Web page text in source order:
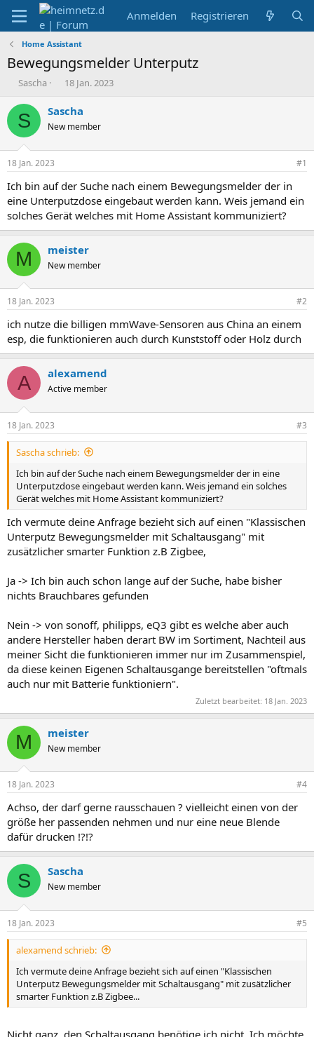
Anmelden Registrieren
Home Assistant
Bewegungsmelder Unterputz
E
s
t
e
r
Sascha
E
s
e
t
a
m
18 Jan. 2023
S Sascha
New member
18 Jan. 2023 #1
Ich bin auf der Suche nach einem Bewegungsmelder der in
eine Unterputzdose eingebaut werden kann. Weis jemand ein
solches Gerät welches mit Home Assistant kommuniziert?
M meister
New member
18 Jan. 2023 #2
ich nutze die billigen mmWave-Sensoren aus China an einem
esp, die funktionieren auch durch Kunststoff oder Holz durch
A alexamend
Active member
18 Jan. 2023 #3
Sascha schrieb:
Ich bin auf der Suche nach einem Bewegungsmelder der in eine
Unterputzdose eingebaut werden kann. Weis jemand ein solches
Gerät welches mit Home Assistant kommuniziert?
Ich vermute deine Anfrage bezieht sich auf einen "Klassischen
Unterputz Bewegungsmelder mit Schaltausgang" mit
zusätzlicher smarter Funktion z.B Zigbee,
Ja -> Ich bin auch schon lange auf der Suche, habe bisher
nichts Brauchbares gefunden
Nein -> von sonoff, philipps, eQ3 gibt es welche aber auch
andere Hersteller haben derart BW im Sortiment, Nachteil aus
meiner Sicht die funktionieren immer nur im Zusammenspiel,
da diese keinen Eigenen Schaltausgange bereitstellen "oftmals
auch nur mit Batterie funktioniern".
Zuletzt bearbeitet: 18 Jan. 2023
M meister
New member
18 Jan. 2023 #4
Achso, der darf gerne rausschauen ? vielleicht einen von der
größe her passenden nehmen und nur eine neue Blende
dafür drucken !?!?
S Sascha
New member
18 Jan. 2023 #5
alexamend schrieb:
Ich vermute deine Anfrage bezieht sich auf einen "Klassischen
Unterputz Bewegungsmelder mit Schaltausgang" mit zusätzlicher
smarter Funktion z.B Zigbee...
Nicht ganz, den Schaltausgang benötige ich nicht. Ich möchte